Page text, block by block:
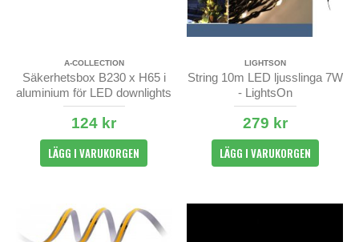
A-COLLECTION
Säkerhetsbox B230 x H65 i
aluminium för LED downlights
124 kr
LÄGG I VARUKORGEN
LIGHTSON
String 10m LED ljusslinga 7W
- LightsOn
279 kr
LÄGG I VARUKORGEN